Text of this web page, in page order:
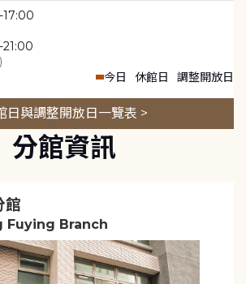
17:00
21:00
今日 休館日 調整開放日
日與調整開放日一覽表 >
分館資訊
館
Fuying Branch